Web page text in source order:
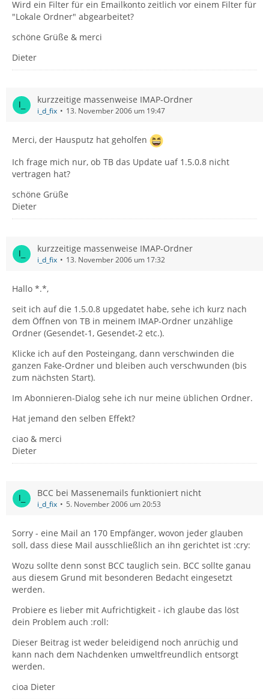
Wird ein Filter für ein Emailkonto zeitlich vor einem Filter für
"Lokale Ordner" abgearbeitet?
schöne Grüße & merci
Dieter
kurzzeitige massenweise IMAP-Ordner
i_d_fix 13. November 2006 um 19:47
Merci, der Hausputz hat geholfen
Ich frage mich nur, ob TB das Update uaf 1.5.0.8 nicht
vertragen hat?
schöne Grüße
Dieter
kurzzeitige massenweise IMAP-Ordner
i_d_fix 13. November 2006 um 17:32
Hallo *.*,
seit ich auf die 1.5.0.8 upgedatet habe, sehe ich kurz nach
dem Öffnen von TB in meinem IMAP-Ordner unzählige
Ordner (Gesendet-1, Gesendet-2 etc.).
Klicke ich auf den Posteingang, dann verschwinden die
ganzen Fake-Ordner und bleiben auch verschwunden (bis
zum nächsten Start).
Im Abonnieren-Dialog sehe ich nur meine üblichen Ordner.
Hat jemand den selben Effekt?
ciao & merci
Dieter
BCC bei Massenemails funktioniert nicht
i_d_fix 5. November 2006 um 20:53
Sorry - eine Mail an 170 Empfänger, wovon jeder glauben
soll, dass diese Mail ausschließlich an ihn gerichtet ist :cry:
Wozu sollte denn sonst BCC tauglich sein. BCC sollte ganau
aus diesem Grund mit besonderen Bedacht eingesetzt
werden.
Probiere es lieber mit Aufrichtigkeit - ich glaube das löst
dein Problem auch :roll:
Dieser Beitrag ist weder beleidigend noch anrüchig und
kann nach dem Nachdenken umweltfreundlich entsorgt
werden.
cioa Dieter